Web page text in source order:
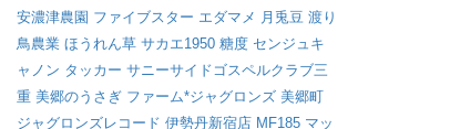
安濃津農園 ファイブスター エダマメ 月兎豆 渡り
鳥農業 ほうれん草 サカエ1950 糖度 センジュキ
ャノン タッカー サニーサイドゴスペルクラブ三
重 美郷のうさぎ ファーム*ジャグロンズ 美郷町
ジャグロンズレコード 伊勢丹新宿店 MF185 マッ